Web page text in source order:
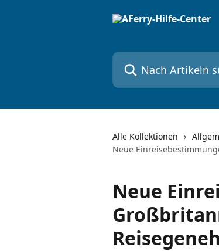
Nach Artikeln suchen …
Alle Kollektionen
Neue
Neue